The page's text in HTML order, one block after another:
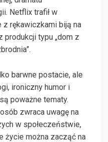
Netflix trafił w
rękawiczkami biją na
produkcji typu „dom z
barwne postacie, ale
ironiczny humor i
poważne tematy.
zwraca uwagę na
w społeczeństwie,
życie można zacząć na